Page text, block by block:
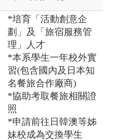
*培育「活動創意企
劃」及「旅宿服務管
理」人才
*本系學生一年校外實
習(包含國內及日本知
名餐旅合作廠商)
*協助考取餐旅相關證
照
*申請前往日韓澳等姊
妹校成為交換學生